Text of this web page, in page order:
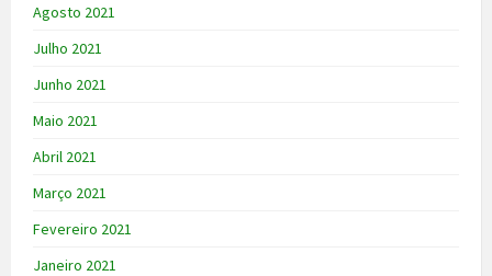
Agosto 2021
Julho 2021
Junho 2021
Maio 2021
Abril 2021
Março 2021
Fevereiro 2021
Janeiro 2021